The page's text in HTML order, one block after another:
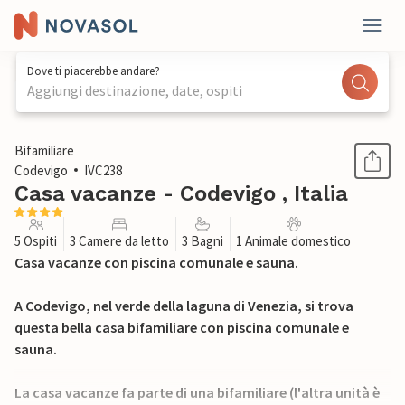
Dove ti piacerebbe andare?
Aggiungi destinazione, date, ospiti
1 / 46
Bifamiliare
Codevigo
IVC238
Casa vacanze - Codevigo , Italia
5 Ospiti 3 Camere da letto 3 Bagni 1 Animale domestico
Casa vacanze con piscina comunale e sauna.
A Codevigo, nel verde della laguna di Venezia, si trova
questa bella casa bifamiliare con piscina comunale e
sauna.
La casa vacanze fa parte di una bifamiliare (l'altra unità è